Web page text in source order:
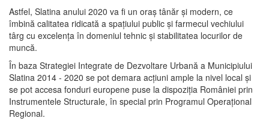
Astfel, Slatina anului 2020 va fi un oraş tânăr şi modern, ce
îmbină calitatea ridicată a spaţiului public şi farmecul vechiului
târg cu excelenţa în domeniul tehnic şi stabilitatea locurilor de
muncă.
În baza Strategiei Integrate de Dezvoltare Urbană a Municipiului
Slatina 2014 - 2020 se pot demara acţiuni ample la nivel local şi
se pot accesa fonduri europene puse la dispoziţia României prin
Instrumentele Structurale, în special prin Programul Operațional
Regional.